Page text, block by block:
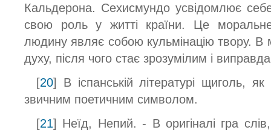
Кальдерона. Сехисмундо усвідомлює
свою роль у житті країни. Це
людину являє собою кульмінацію твору. В
духу, після чого стає зрозумілим і
[20] В іспанській літературі щиголь,
звичним поетичним символом.
[21] Неїд, Непий. - В оригіналі гра